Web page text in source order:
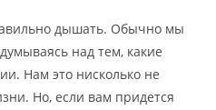
дышать. Обычно мы
над тем, какие
Нам это нисколько не
Но, если вам придется